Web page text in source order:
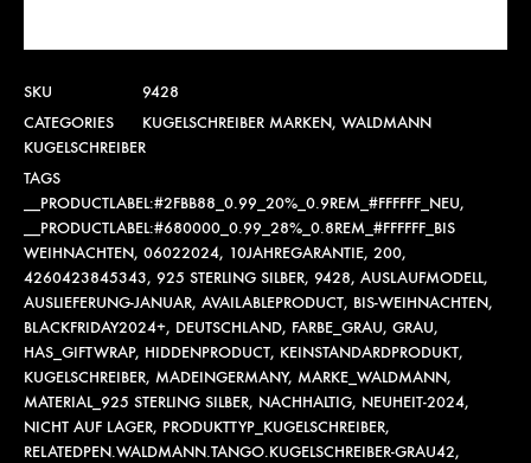
SKU
9428
CATEGORIES
KUGELSCHREIBER MARKEN, WALDMANN
KUGELSCHREIBER
TAGS
__PRODUCTLABEL:#2FBB88_0.99_20%_0.9REM_#FFFFFF_NEU,
__PRODUCTLABEL:#680000_0.99_28%_0.8REM_#FFFFFF_BIS
WEIHNACHTEN, 06022024, 10JAHREGARANTIE, 200,
4260423845343, 925 STERLING SILBER, 9428, AUSLAUFMODELL,
AUSLIEFERUNG-JANUAR, AVAILABLEPRODUCT, BIS-WEIHNACHTEN,
BLACKFRIDAY2024+, DEUTSCHLAND, FARBE_GRAU, GRAU,
HAS_GIFTWRAP, HIDDENPRODUCT, KEINSTANDARDPRODUKT,
KUGELSCHREIBER, MADEINGERMANY, MARKE_WALDMANN,
MATERIAL_925 STERLING SILBER, NACHHALTIG, NEUHEIT-2024,
NICHT AUF LAGER, PRODUKTTYP_KUGELSCHREIBER,
RELATEDPEN.WALDMANN.TANGO.KUGELSCHREIBER-GRAU42,